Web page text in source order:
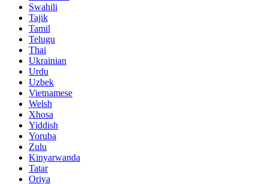
Swahili
Tajik
Tamil
Telugu
Thai
Ukrainian
Urdu
Uzbek
Vietnamese
Welsh
Xhosa
Yiddish
Yoruba
Zulu
Kinyarwanda
Tatar
Oriya